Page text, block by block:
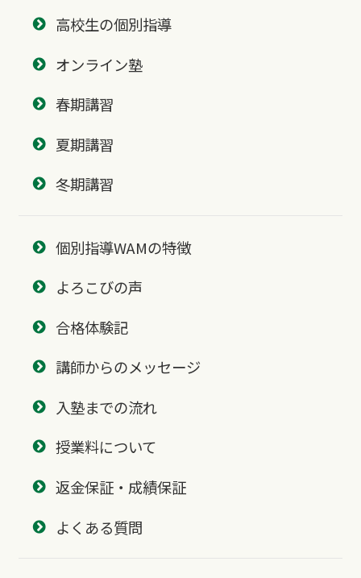
高校生の個別指導
オンライン塾
春期講習
夏期講習
冬期講習
個別指導WAMの特徴
よろこびの声
合格体験記
講師からのメッセージ
入塾までの流れ
授業料について
返金保証・成績保証
よくある質問